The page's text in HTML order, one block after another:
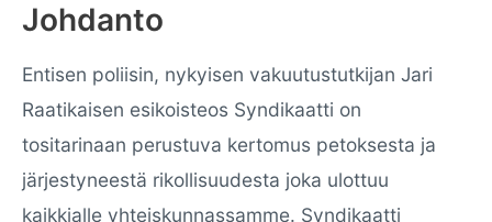
Johdanto
Entisen poliisin, nykyisen vakuutustutkijan Jari
Raatikaisen esikoisteos Syndikaatti on
tositarinaan perustuva kertomus petoksesta ja
järjestyneestä rikollisuudesta joka ulottuu
kaikkialle yhteiskunnassamme. Syndikaatti